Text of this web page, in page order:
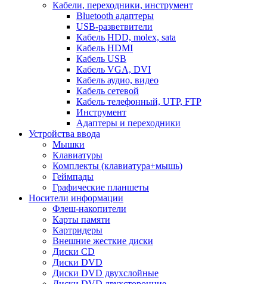
Кабели, переходники, инструмент
Bluetooth адаптеры
USB-разветвители
Кабель HDD, molex, sata
Кабель HDMI
Кабель USB
Кабель VGA, DVI
Кабель аудио, видео
Кабель сетевой
Кабель телефонный, UTP, FTP
Инструмент
Адаптеры и переходники
Устройства ввода
Мышки
Клавиатуры
Комплекты (клавиатура+мышь)
Геймпады
Графические планшеты
Носители информации
Флеш-накопители
Карты памяти
Картридеры
Внешние жесткие диски
Диски CD
Диски DVD
Диски DVD двухслойные